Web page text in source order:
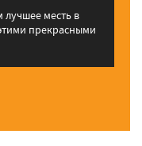
лучшее месть в
прекрасными